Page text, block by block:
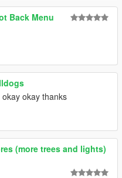
Back Menu
okay okay thanks
(more trees and lights)